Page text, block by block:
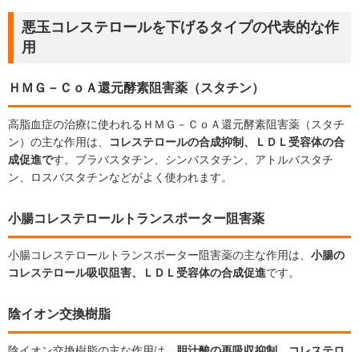
悪玉コレステロールを下げるタイプの代表的な作
用
ＨＭＧ－ＣｏＡ還元酵素阻害薬（スタチン）
高脂血症の治療に使われるＨＭＧ－ＣｏＡ還元酵素阻害薬（スタチ
ン）の主な作用は、
コレステロールの合成抑制、ＬＤＬ受容体の合
成促進です。ブラバスタチン、シンバスタチン、アトルバスタチ
ン、ロスバスタチンなどがよく使われます。
小腸コレステロールトランスポーター阻害薬
小腸コレステロールトランスポーター阻害薬の主な作用は、 小腸の
コレステロール吸収阻害、ＬＤＬ受容体の合成促進です。
陰イオン交換樹脂